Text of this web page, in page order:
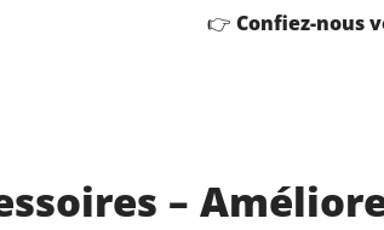
👉Confiez-nous
–